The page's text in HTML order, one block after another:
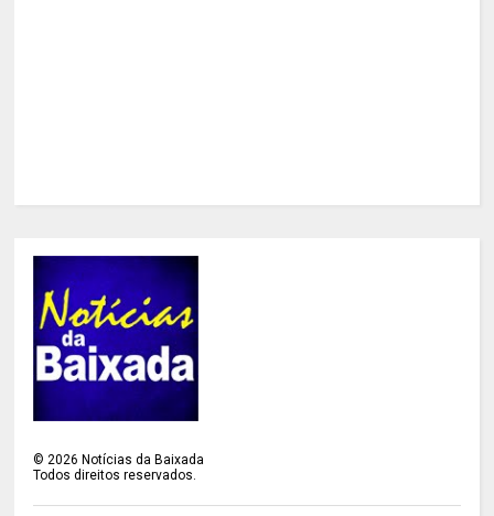
©2026 Notícias da Baixada
Todos direitos reservados.